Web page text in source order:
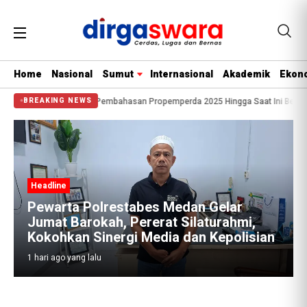
Home Nasional Sumut Internasional Akademik
BREAKING NEWS
di Tanya Terkait Pembahasan Propemperda 2025 Hingga Saat Ini Belum
Medan Gelar
Pererat Silaturahmi,
Sinergi Media dan Kepolisian